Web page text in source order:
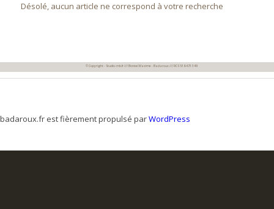
Désolé, aucun article ne correspond à votre recherche
© Copyright - Studio-mb.fr /// Bonicel Maxime - Badaroux /// RCS 538 473 349
badaroux.fr est fièrement propulsé parWordPress